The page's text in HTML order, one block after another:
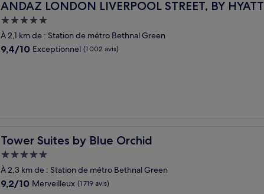
ANDAZ LONDON LIVERPOOL STREET, BY HYATT
ANDAZ LONDON LIVERPOOL STREET, BY HYATT
Hébergement
5.0 étoiles
À 2,1 km de : Station de métro Bethnal Green
9.4
9,4/10 Exceptionnel (1 002 avis)
Tower Suites by Blue Orchid
Tower Suites by Blue Orchid
Hébergement
5.0 étoiles
À 2,3 km de : Station de métro Bethnal Green
9.2
9,2/10 Merveilleux (1 719 avis)